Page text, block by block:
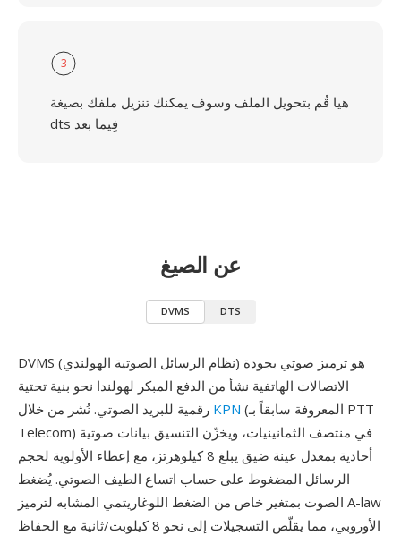
3
هيا قُم بتحويل الملف وسوف يمكنك تنزيل ملفك بصيغة
dts فِيما بعد
عن الصيغ
DVMS DTS
DVMS (نظام الرسائل الصوتية الهولندي) هو ترميز صوتي بجودة
الاتصالات الهاتفية نشأ من الدفع المبكر لهولندا نحو بنية تحتية
KPN (المعروفة سابقاً بـ PTT
Telecom) في منتصف الثمانينيات، ويخزّن التنسيق بيانات صوتية
أحادية بمعدل عينة ضيق يبلغ 8 كيلوهرتز، مع إعطاء الأولوية لحجم
الرسائل المضغوط على حساب اتساع الطيف الصوتي. يُضغط
الصوت بمتغير خاص من الضغط اللوغاريتمي المشابه لترميز A-law
الأوروبي، مما يقلّص التسجيلات إلى نحو 8 كيلوبت/ثانية مع الحفاظ